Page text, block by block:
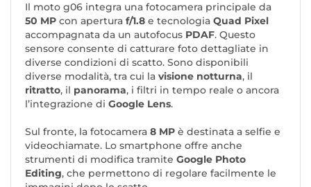
Il moto g06 integra una fotocamera principale da
50 MP con apertura f/1.8 e tecnologia Quad Pixel
accompagnata da un autofocus PDAF. Questo
sensore consente di catturare foto dettagliate in
diverse condizioni di scatto. Sono disponibili
diverse modalità, tra cui la visione notturna, il
ritratto, il panorama, i filtri in tempo reale o ancora
l’integrazione di Google Lens.
Sul fronte, la fotocamera 8 MP è destinata a selfie e
videochiamate. Lo smartphone offre anche
strumenti di modifica tramite Google Photo
Editing, che permettono di regolare facilmente le